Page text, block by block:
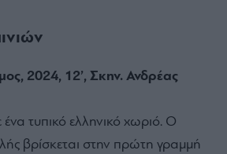
2024, 12’, Σκην. Ανδρέας
τυπικό ελληνικό χωριό. Ο
βρίσκεται στην πρώτη γραμμή